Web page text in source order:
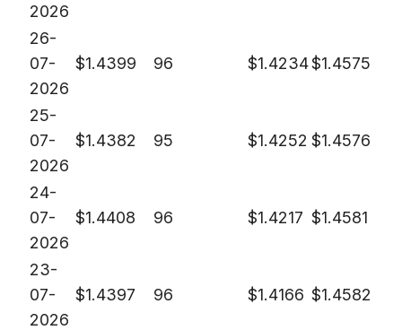
2026
26-
07-
2026
$1.4399 96 $1.4234$1.4575
25-
07-
2026
$1.4382 95 $1.4252 $1.4576
24-
07-
2026
$1.4408 96 $1.4217 $1.4581
23-
07-
2026
$1.4397 96 $1.4166 $1.4582